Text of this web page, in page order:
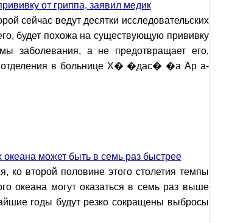
от гриппа, заявил медик
сейчас ведут десятки исследовательских
будет похожа на существующую прививку
заболевания, а не предотвращает его,
отделения в больнице Х� �дас� �а Ар а-
может быть в семь раз быстрее
ко второй половине этого столетия темпы
океана могут оказаться в семь раз выше
годы будут резко сокращены выбросы